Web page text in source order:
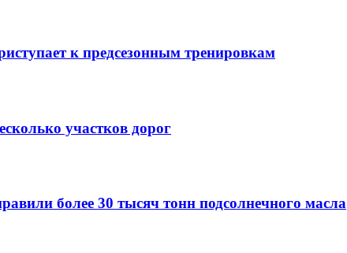
к предсезонным тренировкам
участков дорог
более 30 тысяч тонн подсолнечного масла